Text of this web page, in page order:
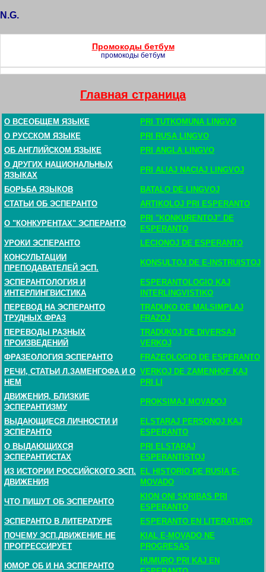
N.G.
Промокоды бетбум
промокоды бетбум
Главная страница
О ВСЕОБЩЕМ ЯЗЫКЕ
PRI TUTKOMUNA LINGVO
О РУССКОМ ЯЗЫКЕ
PRI RUSA LINGVO
ОБ АНГЛИЙСКОМ ЯЗЫКЕ
PRI ANGLA LINGVO
О ДРУГИХ НАЦИОНАЛЬНЫХ
ЯЗЫКАХ
PRI ALIAJ NACIAJ LINGVOJ
БОРЬБА ЯЗЫКОВ
BATALO DE LINGVOJ
СТАТЬИ ОБ ЭСПЕРАНТО
ARTIKOLOJ PRI ESPERANTO
О "КОНКУРЕНТАХ" ЭСПЕРАНТО
PRI "KONKURENTOJ" DE
ESPERANTO
УРОКИ ЭСПЕРАНТО
LECIONOJ DE ESPERANTO
КОНСУЛЬТАЦИИ
ПРЕПОДАВАТЕЛЕЙ ЭСП.
KONSULTOJ DE E-INSTRUISTOJ
ЭСПЕРАНТОЛОГИЯ И
ИНТЕРЛИНГВИСТИКА
ESPERANTOLOGIO KAJ
INTERLINGVISTIKO
ПЕРЕВОД НА ЭСПЕРАНТО
ТРУДНЫХ ФРАЗ
TRADUKO DE MALSIMPLAJ
FRAZOJ
ПЕРЕВОДЫ РАЗНЫХ
ПРОИЗВЕДЕНИЙ
TRADUKOJ DE DIVERSAJ
VERKOJ
ФРАЗЕОЛОГИЯ ЭСПЕРАНТО
FRAZEOLOGIO DE ESPERANTO
РЕЧИ, СТАТЬИ Л.ЗАМЕНГОФА И О
НЕМ
VERKOJ DE ZAMENHOF KAJ
PRI LI
ДВИЖЕНИЯ, БЛИЗКИЕ
ЭСПЕРАНТИЗМУ
PROKSIMAJ MOVADOJ
ВЫДАЮЩИЕСЯ ЛИЧНОСТИ И
ЭСПЕРАНТО
ELSTARAJ PERSONOJ KAJ
ESPERANTO
О ВЫДАЮЩИХСЯ
ЭСПЕРАНТИСТАХ
PRI ELSTARAJ
ESPERANTISTOJ
ИЗ ИСТОРИИ РОССИЙСКОГО ЭСП.
ДВИЖЕНИЯ
EL HISTORIO DE RUSIA E-
MOVADO
ЧТО ПИШУТ ОБ ЭСПЕРАНТО
KION ONI SKRIBAS PRI
ESPERANTO
ЭСПЕРАНТО В ЛИТЕРАТУРЕ
ESPERANTO EN LITERATURO
ПОЧЕМУ ЭСП.ДВИЖЕНИЕ НЕ
ПРОГРЕССИРУЕТ
KIAL E-MOVADO NE
PROGRESAS
ЮМОР ОБ И НА ЭСПЕРАНТО
HUMURO PRI KAJ EN